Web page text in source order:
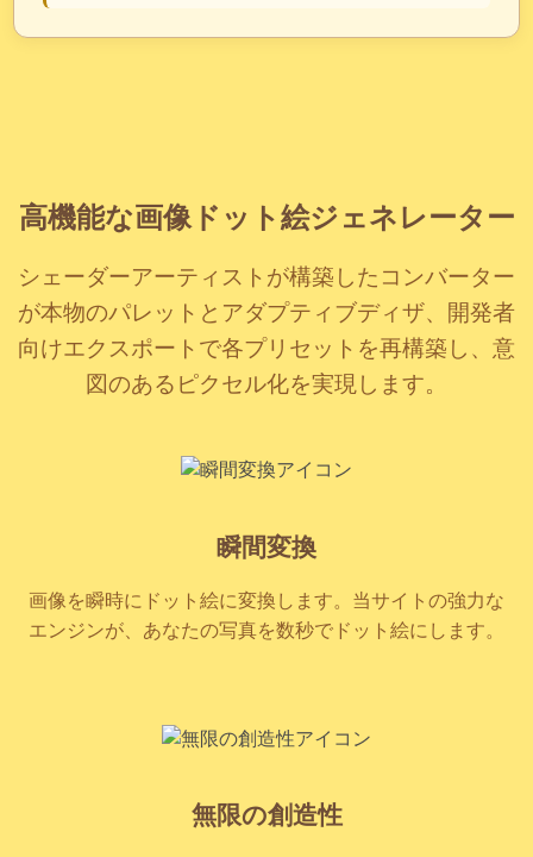
高機能な画像ドット絵ジェネレーター
シェーダーアーティストが構築したコンバーター
が本物のパレットとアダプティブディザ、開発者
向けエクスポートで各プリセットを再構築し、意
図のあるピクセル化を実現します。
瞬間変換
画像を瞬時にドット絵に変換します。当サイトの強力な
エンジンが、あなたの写真を数秒でドット絵にします。
無限の創造性